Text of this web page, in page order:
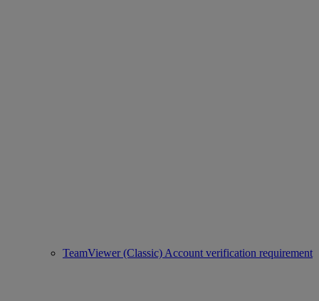
TeamViewer (Classic) Account verification requirement